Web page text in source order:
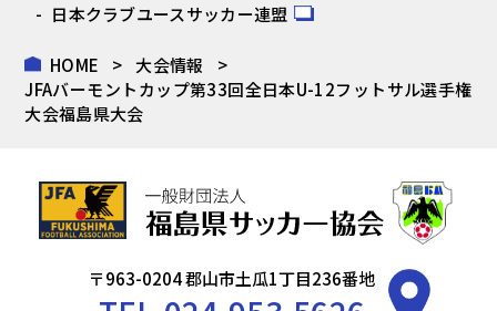
日本クラブユースサッカー連盟
HOME
大会情報
JFAバーモントカップ第33回全日本U-12フットサル選手権
大会福島県大会
〒963-0204 郡山市土瓜1丁目236番地